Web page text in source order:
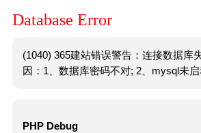
Database Error
(1040) 365建站错误警告：连接数据库
因：1、数据库密码不对; 2、mysql未启
PHP Debug